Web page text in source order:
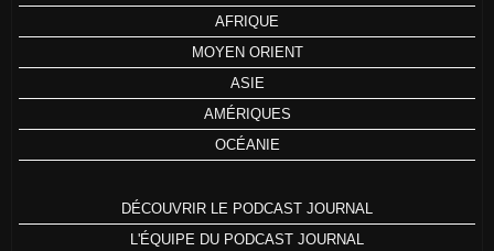
AFRIQUE
MOYEN ORIENT
ASIE
AMÉRIQUES
OCÉANIE
DÉCOUVRIR LE PODCAST JOURNAL
L'ÉQUIPE DU PODCAST JOURNAL